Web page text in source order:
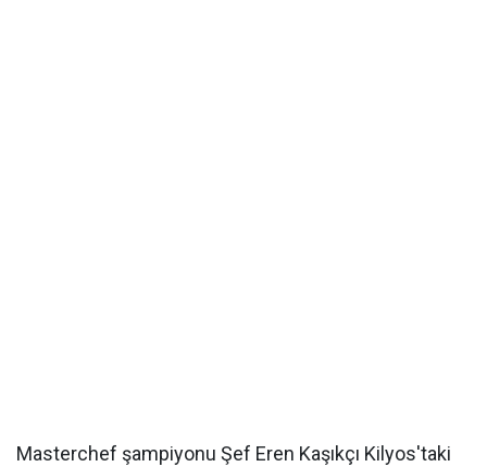
Masterchef şampiyonu Şef Eren Kaşıkçı Kilyos'taki